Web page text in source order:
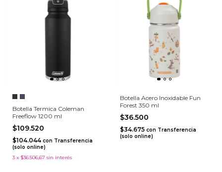
Botella Termica Coleman
Freeflow 1200 ml
$109.520
$104.044 con Transferencia
(solo online)
3 x $36.506,67 sin interés
Botella Acero Inoxidable Fun
Forest 350 ml
$36.500
$34.675 con Transferencia
(solo online)